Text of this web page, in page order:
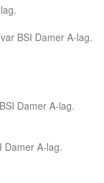
BSI Damer A-lag.
Damer A-lag.
Damer A-lag.